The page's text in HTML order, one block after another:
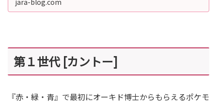
第１世代 [カントー]
『赤・緑・青』で最初にオーキド博士からもらえるポケモ